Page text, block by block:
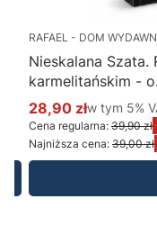
RAFAEL - DOM
Nieskalana Szata.
karmelitańskim -
Cena promocyjna
28,90 złw tym %s
w tym 5%
Cena regularna: 39,90 zł
Najniższa cena: 39,00 zł